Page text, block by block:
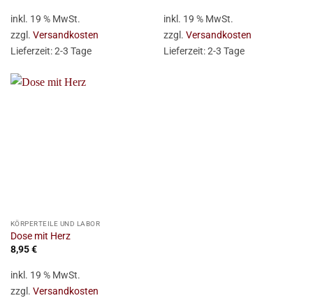
inkl. 19 % MwSt.
zzgl. Versandkosten
Lieferzeit:2-3 Tage
inkl. 19 % MwSt.
zzgl. Versandkosten
Lieferzeit:2-3 Tage
KÖRPERTEILE UND LABOR
Dose mit Herz
8,95€
inkl. 19 % MwSt.
zzgl. Versandkosten